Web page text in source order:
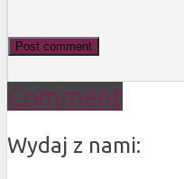
Comment
Wydaj z nami: